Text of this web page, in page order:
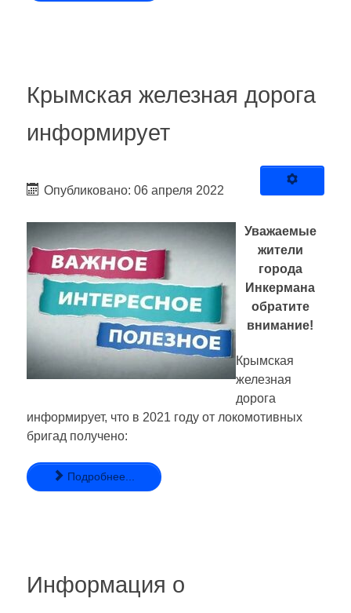
Крымская железная дорога
информирует
Опубликовано: 06 апреля 2022
Уважаемые
жители
города
Инкермана
обратите
внимание!
Крымская
железная
дорога
информирует, что в 2021 году от локомотивных
бригад получено:
Подробнее...
Информация о